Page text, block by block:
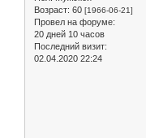
Возраст: 60 [1966-06-21]
Провел на форуме:
20 дней 10 часов
Последний визит:
02.04.2020 22:24